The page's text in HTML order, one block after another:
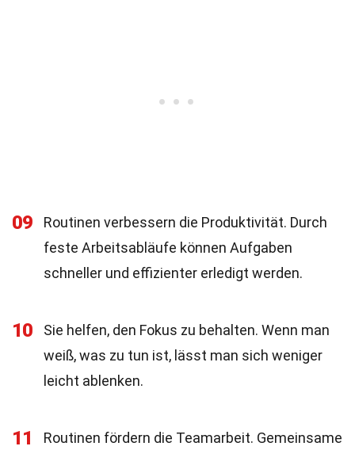
09
Routinen verbessern die Produktivität. Durch
feste Arbeitsabläufe können Aufgaben
schneller und effizienter erledigt werden.
10
Sie helfen, den Fokus zu behalten. Wenn man
weiß, was zu tun ist, lässt man sich weniger
leicht ablenken.
11
Routinen fördern die Teamarbeit. Gemeinsame